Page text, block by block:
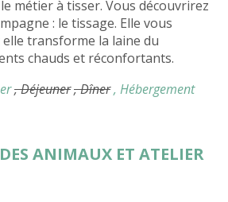
le métier à tisser. Vous découvrirez
: le tissage. Elle vous
transforme la laine du
chauds et réconfortants.
, Déjeuner, Dîner, Hébergement
ANIMAUX ET ATELIER